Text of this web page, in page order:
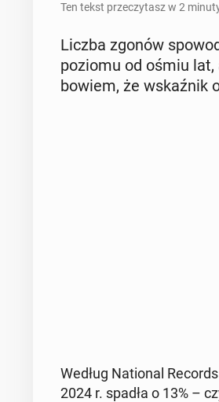
Ten tekst przeczytasz w 2
Liczba zgonów
poziomu od ośmiu lat,
bowiem, że wskaź­nik
Według Na­tio­nal
2024 r. spadła o 13% –